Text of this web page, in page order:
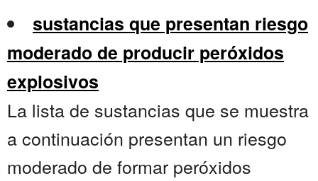
sustancias que presentan riesgo
moderado de producir peróxidos
explosivos
La lista de sustancias que se muestra
a continuación presentan un riesgo
moderado de formar peróxidos